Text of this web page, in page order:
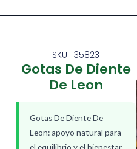
SKU: 135823
Gotas De Diente
De Leon
Gotas De Diente De
Leon: apoyo natural para